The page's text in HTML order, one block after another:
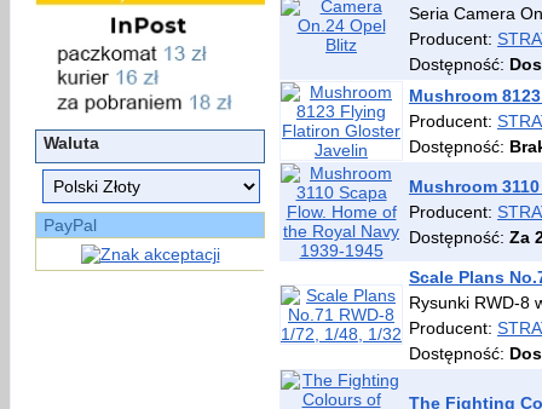
Waluta
PayPal
Seria Camera
Producent:
Dostępność:
Mushroom
Producent:
Dostępność:
Mushroom
Producent:
Dostępność: Za
Scale Plans
Rysunki RWD-8
Producent:
Dostępność:
The Fighting